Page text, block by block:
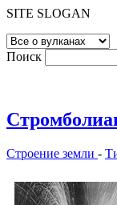
SITE SLOGAN
Поиск
Строение земли -